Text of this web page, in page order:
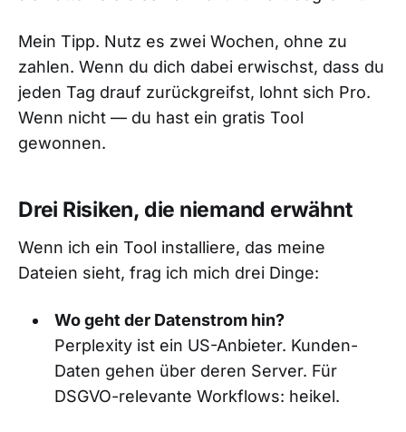
Mein Tipp. Nutz es zwei Wochen, ohne zu
zahlen. Wenn du dich dabei erwischst, dass du
jeden Tag drauf zurückgreifst, lohnt sich Pro.
Wenn nicht — du hast ein gratis Tool
gewonnen.
Drei Risiken, die niemand erwähnt
Wenn ich ein Tool installiere, das meine
Dateien sieht, frag ich mich drei Dinge:
Wo geht der Datenstrom hin?
Perplexity ist ein US-Anbieter. Kunden-
Daten gehen über deren Server. Für
DSGVO-relevante Workflows: heikel.